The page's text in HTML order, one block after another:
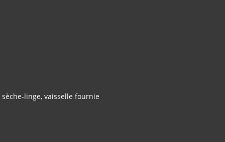
linge, vaisselle fournie